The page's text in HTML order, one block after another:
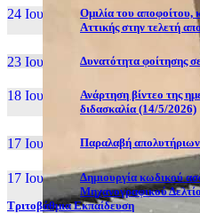
24 Ιουν, 26
Ομιλία του
Αττικής στην τελετή
23 Ιουν, 26 Δυνατότητα φοίτησης
18 Ιουν, 26
Ανάρτηση βίντεο της
διδασκαλία (14/5/2026)
17 Ιουν, 26 Παραλαβή απολυτήριων
17 Ιουν, 26
Δημιουργία κωδικού
Μηχανογραφικού
Τριτοβάθμια Εκπαίδευση